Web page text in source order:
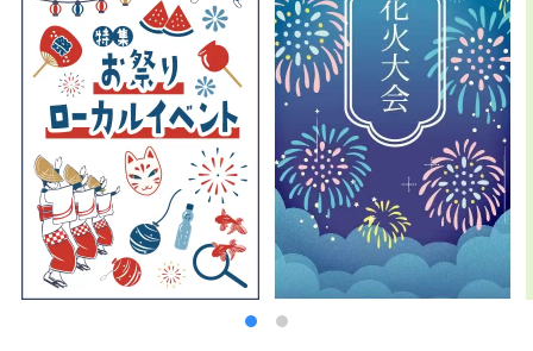
物「飛騨牛」をお召し上がり頂けるプランもご
ざいます。 お部屋は日本の伝統を感じて頂け
る和室でのご宿泊はもちろん、ベッドのご用意
のあるお部屋もございます。 諸外国よりご来
館のお客様も安心してお寛ぎ頂けます。 老舗
旅館【水明館】の心を尽くしたおもてなしで、
至福の時間をお過ごしください。